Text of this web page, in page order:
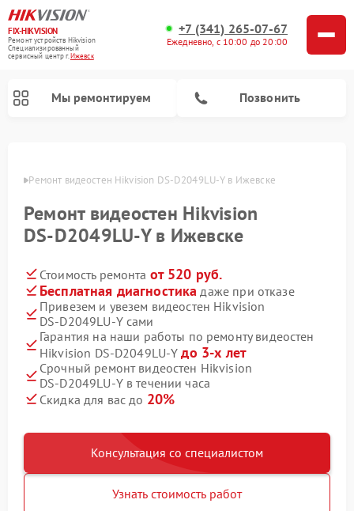
FIX-HIKVISION
Ремонт устройств Hikvision
Специализированный
cервисный центр г.Ижевск
+7 (341) 265-07-67
Ежедневно, с 10:00 до 20:00
Мы ремонтируем Позвонить
Ремонт видеостен Hikvision DS‑D2049LU‑Y в Ижевске
Ремонт видеостен Hikvision
DS‑D2049LU‑Y в Ижевске
Стоимость ремонта от 520 руб.
Бесплатная диагностика даже при отказе
Привезем и увезем видеостен Hikvision
DS‑D2049LU‑Y сами
Гарантия на наши работы по ремонту видеостен
Hikvision DS‑D2049LU‑Yдо 3-х лет
Срочный ремонт видеостен Hikvision
DS‑D2049LU‑Y в течении часа
Скидка для вас до 20%
Консультация со специалистом
Узнать стоимость работ